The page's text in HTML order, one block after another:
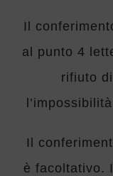
Il
al punto 4
rifiuto
Il
è facoltativo.